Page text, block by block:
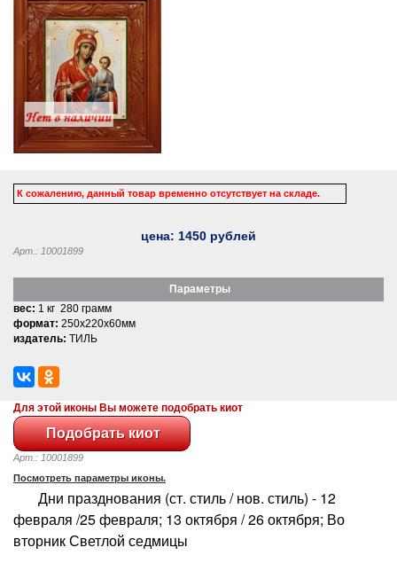
К сожалению, данный товар временно отсутствует на складе.
цена: 1450 рублей
Арт.: 10001899
Параметры
вес: 1 кг 280 грамм
формат: 250x220x60мм
издатель: ТИЛЬ
Для этой иконы Вы можете подобрать киот
Арт.: 10001899
Посмотреть параметры иконы.
Дни празднования (ст. стиль / нов. стиль) - 12
февраля /25 февраля; 13 октября / 26 октября; Во
вторник Светлой седмицы